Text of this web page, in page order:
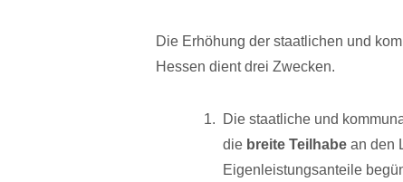
Die Erhöhung der staatlichen und
Hessen dient drei Zwecken.
Die staatliche und
die breite Teilhabe an den
Eigenleistungsanteile